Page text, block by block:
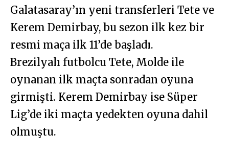
Galatasaray’ın yeni transferleri Tete ve
Kerem Demirbay, bu sezon ilk kez bir
resmi maça ilk 11’de başladı.
Brezilyalı futbolcu Tete, Molde ile
oynanan ilk maçta sonradan oyuna
girmişti. Kerem Demirbay ise Süper
Lig’de iki maçta yedekten oyuna dahil
olmuştu.